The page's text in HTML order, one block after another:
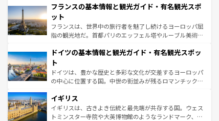
なお、新着のイタリア情報はコンテンツ一覧を参照してほ
しい。
文化が根付くこの国では、情熱的なフラメンコ、熱気あふ
れる闘牛、そして美味しいタパスが生活の一部となってい
る。首都マドリードの洗練された雰囲気や、バルセロナの
アートに溢れた街角から、地方では古代ローマ遺跡や中世
せる。地方によって風土や気候が異なるスペインはその個
ンテンツ一覧 を参照してほしい。
フランスの基本情報と観光ガイド・有名観光スポ
ット
フランスは、世界中の旅行者を魅了し続けるヨーロッパ屈
指の観光地だ。首都パリのエッフェル塔やルーブル美術館
で、幅広い魅力が詰まっている。華麗な宮殿、歴史的な大
聖堂、美しいビーチ、そして豊かな自然が、訪れる者を心
から魅了する。また、フランスは美食の国としても知ら
れ、フランス料理はユネスコ無形文化遺産にも登録されて
香り高いラベンダー畑など、多彩な楽しみ方が可能だ。さ
らに、パリ以外の地域にも魅力が溢れており、どの街角に
も豊かな歴史と文化が息づいている。パリ以外の個性あふ
ドイツの基本情報と観光ガイド・有名観光スポッ
ト
ドイツは、豊かな歴史と多彩な文化が交差するヨーロッパ
の中心に位置する国。中世の街並みが残るロマンチック街
顔を持つこの国は、どこを歩いても飽きることがない。ベ
ルリンの文化的活気、バイエルン州のアルプスの絶景、そ
してライン川沿いのワイン畑といった風景は必見。ビール
イギリス
イギリスは、古きよき伝統と最先端が共存する国。ウェス
トミンスター寺院や大英博物館のようなランドマーク、歴